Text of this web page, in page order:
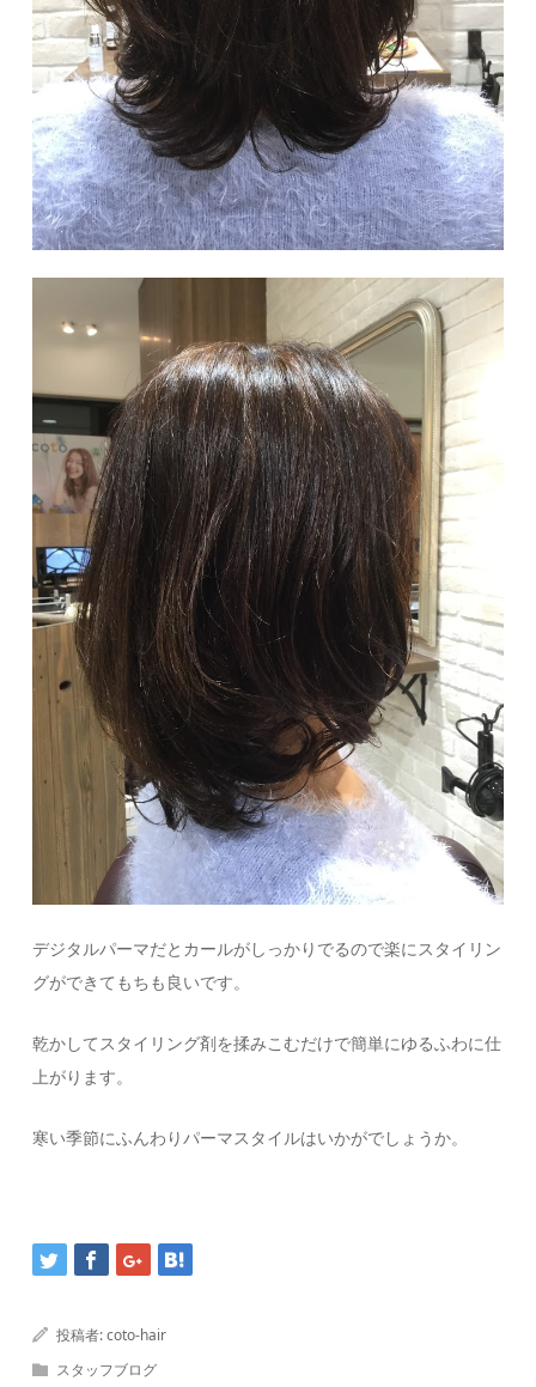
デジタルパーマだとカールがしっかりでるので楽にスタイリン
グができてもちも良いです。
乾かしてスタイリング剤を揉みこむだけで簡単にゆるふわに仕
上がります。
寒い季節にふんわりパーマスタイルはいかがでしょうか。
投稿者:coto-hair
スタッフブログ